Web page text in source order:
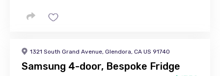
1321 South Grand Avenue, Glendora, CA US 91740
Samsung 4-door, Bespoke Fridge